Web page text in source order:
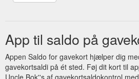
App til saldo på
Appen Saldo for gavekort hjælper dig
gavekortsaldi på ét sted. Føj dit kort til
Uncle Bok''s af gavekortsaldokontrol